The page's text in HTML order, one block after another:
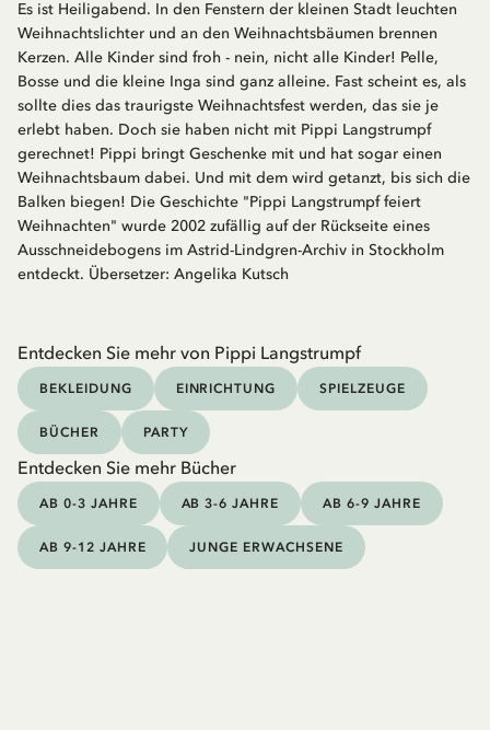
Es ist Heiligabend. In den Fenstern der kleinen Stadt leuchten
Weihnachtslichter und an den Weihnachtsbäumen brennen
Kerzen. Alle Kinder sind froh - nein, nicht alle Kinder! Pelle,
Bosse und die kleine Inga sind ganz alleine. Fast scheint es, als
sollte dies das traurigste Weihnachtsfest werden, das sie je
erlebt haben. Doch sie haben nicht mit Pippi Langstrumpf
gerechnet! Pippi bringt Geschenke mit und hat sogar einen
Weihnachtsbaum dabei. Und mit dem wird getanzt, bis sich die
Balken biegen! Die Geschichte "Pippi Langstrumpf feiert
Weihnachten" wurde 2002 zufällig auf der Rückseite eines
Ausschneidebogens im Astrid-Lindgren-Archiv in Stockholm
entdeckt. Übersetzer: Angelika Kutsch
Entdecken Sie mehr von Pippi Langstrumpf
BEKLEIDUNG EINRICHTUNG SPIELZEUGE
BÜCHER PARTY
Entdecken Sie mehr Bücher
AB 0-3 JAHRE AB 3-6 JAHRE AB 6-9 JAHRE
AB 9-12 JAHRE JUNGE ERWACHSENE